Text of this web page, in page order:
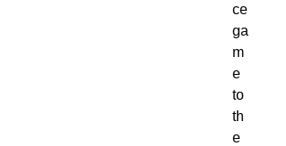
ce
ga
m
e
to
th
e